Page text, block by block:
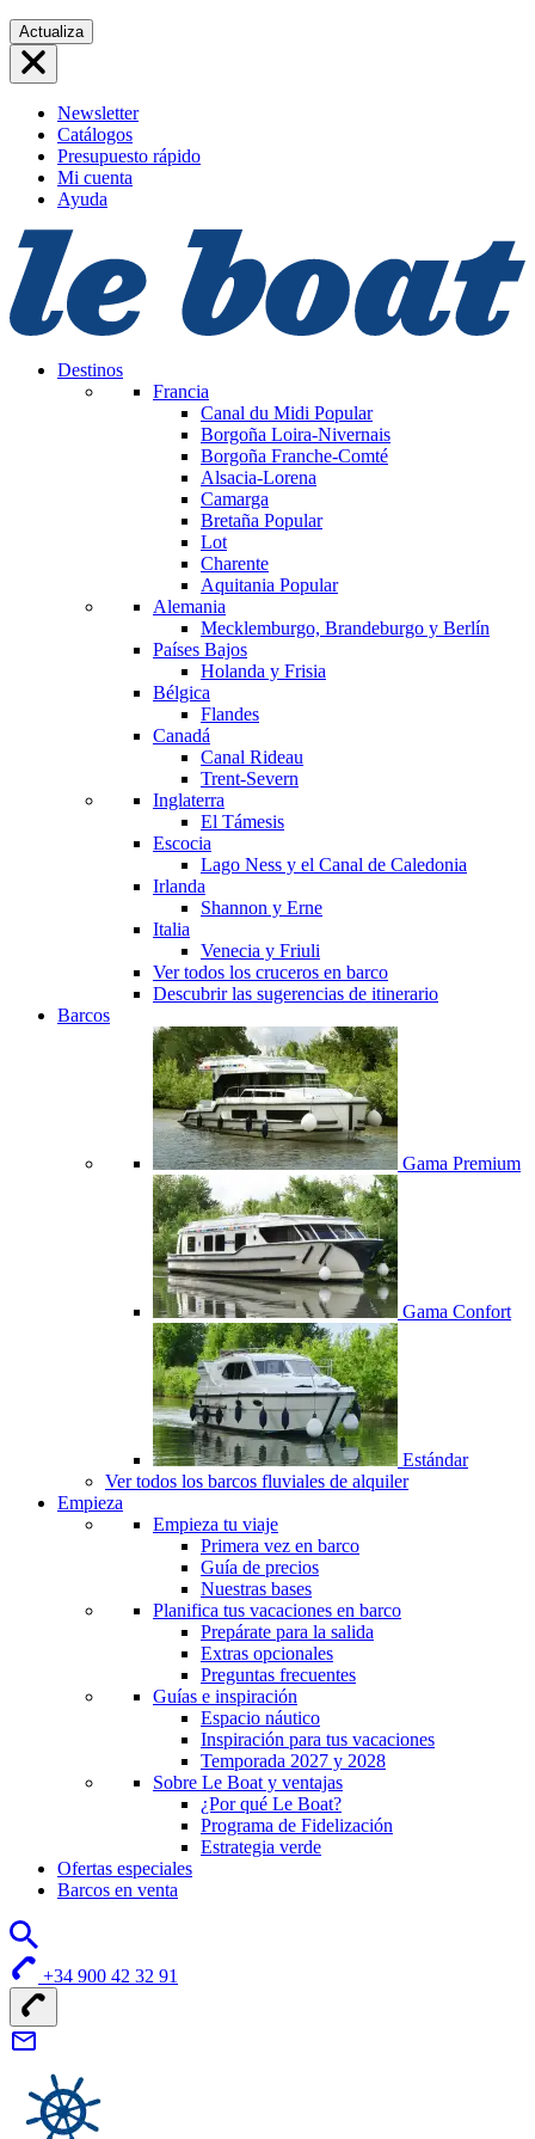
Saltar
al
contenido
Actualiza
Newsletter
Catálogos
Presupuesto rápido
Mi cuenta
Ayuda
Destinos
Francia
Canal du Midi Popular
Borgoña Loira-Nivernais
Borgoña Franche-Comté
Alsacia-Lorena
Camarga
Bretaña Popular
Lot
Charente
Aquitania Popular
Alemania
Mecklemburgo, Brandeburgo y Berlín
Países Bajos
Holanda y Frisia
Bélgica
Flandes
Canadá
Canal Rideau
Trent-Severn
Inglaterra
El Támesis
Escocia
Lago Ness y el Canal de Caledonia
Irlanda
Shannon y Erne
Italia
Venecia y Friuli
Ver todos los cruceros en barco
Descubrir las sugerencias de itinerario
Barcos
Gama Premium
Gama Confort
Estándar
Ver todos los barcos fluviales de alquiler
Empieza
Empieza tu viaje
Primera vez en barco
Guía de precios
Nuestras bases
Planifica tus vacaciones en barco
Prepárate para la salida
Extras opcionales
Preguntas frecuentes
Guías e inspiración
Espacio náutico
Inspiración para tus vacaciones
Temporada 2027 y 2028
Sobre Le Boat y ventajas
¿Por qué Le Boat?
Programa de Fidelización
Estrategia verde
Ofertas especiales
Barcos en venta
+34 900 42 32 91